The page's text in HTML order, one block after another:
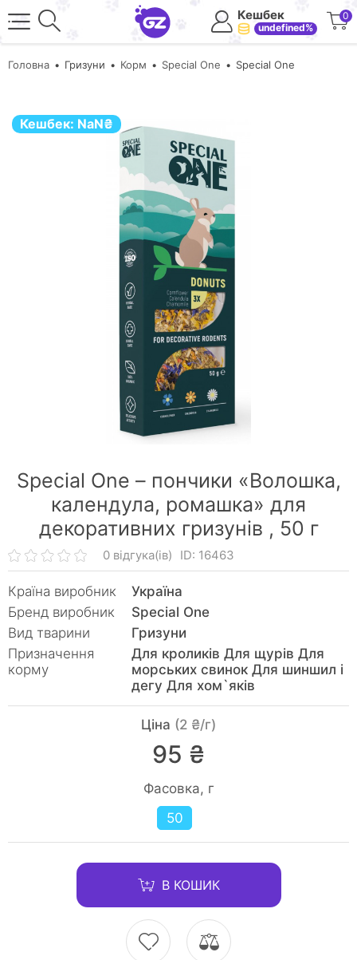
Кешбек
undefined%
0
Головна Гризуни Корм Special One Special One
Кешбек: NaN₴
Special One – пончики «Волошка,
календула, ромашка» для
декоративних гризунів , 50 г
0 відгука(ів) ID: 16463
Країна виробник
Україна
Бренд виробник
Special One
Вид тварини
Гризуни
Призначення
корму
Для кроликів Для щурів Для
морських свинок Для шиншил і
дегу Для хом`яків
Ціна (2 ₴/г)
95 ₴
Фасовка, г
50
В КОШИК